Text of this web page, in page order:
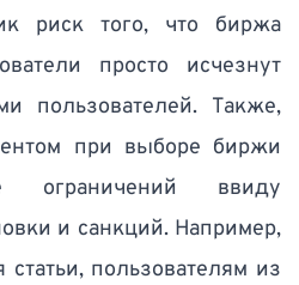
риск того, что биржа
просто исчезнут
пользователей. Также,
при выборе биржи
ограничений ввиду
и санкций. Например,
пользователям из